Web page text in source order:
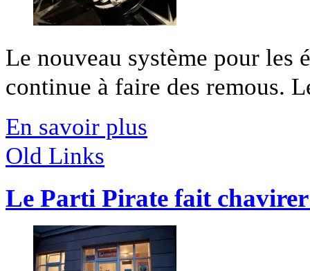
Le nouveau système pour les
continue à faire des remous.
En savoir plus
Old Links
Le Parti Pirate fait